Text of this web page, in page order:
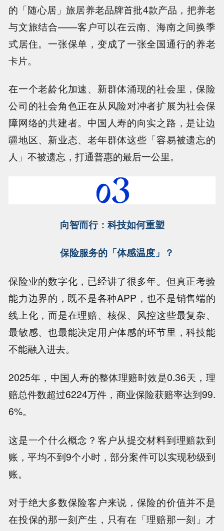
的「随心居」旅居养老品牌首批4款产品，把养老
与文旅结合——客户可以在云南、海南之间换季
式居住。一张保单，变成了一张全国通行的养老
卡片。
在一个老龄化加速、新群体涌现的社会里，保险
公司的社会角色正在从风险对冲者扩展为社会保
障网络的共建者。中国人寿的向实之路，是让边
疆地区、新业态、老年群体这些「容易被遗忘的
人」不被遗忘，打通普惠的最后一公里。
向智而行：科技如何重塑
保险服务的「体感温度」？
保险业的数字化，已经讲了很多年。但真正考验
能力边界的，既不是各种APP，也不是销售端的
线上化，而是在理赔、核保、风控这些最复杂、
最敏感、也最能决定用户体感的环节里，科技能
不能融入进去。
2025年，中国人寿的整体理赔时效是0.36天，理
赔总件数超过6224万件，商业保险获赔率达到99.
6%。
这是一个什么概念？客户从提交材料到理赔款到
账，平均不到9个小时，部分案件可以实现秒级到
账。
对于绝大多数保险客户来说，保险的价值并不是
在投保的那一刻产生，只有在「理赔那一刻」才